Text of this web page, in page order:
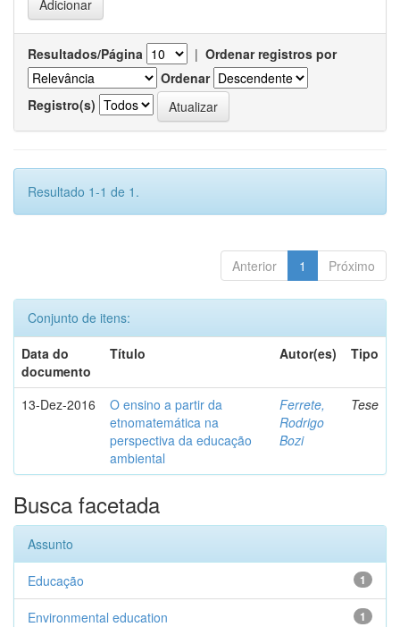
Resultados/Página | Ordenar registros por
Ordenar
Registro(s)
Resultado 1-1 de 1.
Anterior 1 Próximo
Conjunto de itens:
Data do
documento
Título Autor(es) Tipo
13-Dez-2016
O ensino a partir da
etnomatemática na
perspectiva da educação
ambiental
Ferrete,
Rodrigo
Bozi
Tese
Busca facetada
Assunto
1
Educação
1
Environmental education